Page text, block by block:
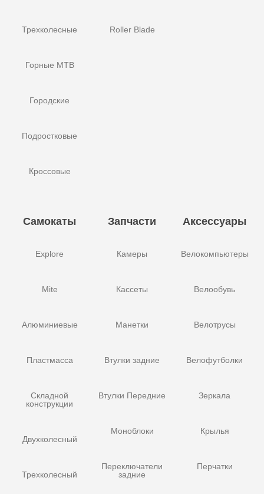
Трехколесные
Горные MTB
Городские
Подростковые
Кроссовые
Roller Blade
Самокаты
Explore
Mite
Алюминиевые
Пластмасса
Складной
конструкции
Двухколесный
Трехколесный
Запчасти
Камеры
Кассеты
Манетки
Втулки задние
Втулки Передние
Моноблоки
Переключатели
задние
Аксессуары
Велокомпьютеры
Велообувь
Велотрусы
Велофутболки
Зеркала
Крылья
Перчатки